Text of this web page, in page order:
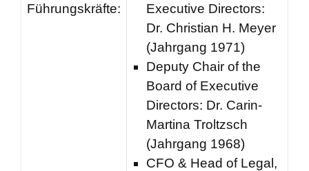
Führungskräfte:
Executive Directors:
Dr. Christian H. Meyer
(Jahrgang 1971)
Deputy Chair of the
Board of Executive
Directors: Dr. Carin-
Martina Troltzsch
(Jahrgang 1968)
CFO & Head of Legal,